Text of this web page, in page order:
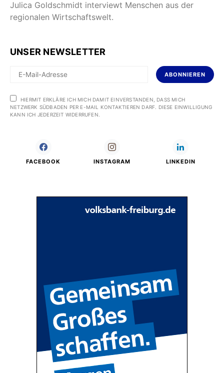
Julica Goldschmidt interviewt Menschen aus der
regionalen Wirtschaftswelt.
UNSER NEWSLETTER
ABONNIEREN
HIERMIT ERKLÄRE ICH MICH DAMIT EINVERSTANDEN, DASS MICH
NETZWERK SÜDBADEN PER E-MAIL KONTAKTIEREN DARF. DIESE EINWILLIGUNG
KANN ICH JEDERZEIT WIDERRUFEN.
FACEBOOK INSTAGRAM LINKEDIN